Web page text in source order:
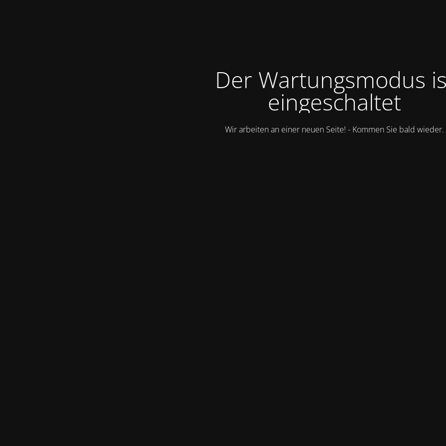
Der Wartungsmodus
eingeschaltet
Wir arbeiten an einer neuen Seite! - Kommen Sie bald wieder.